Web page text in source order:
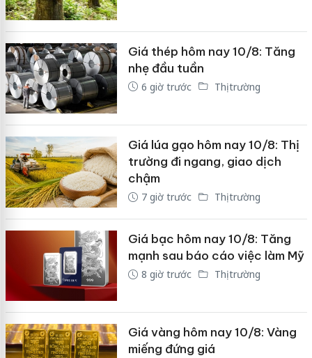
Giá thép hôm nay 10/8: Tăng
nhẹ đầu tuần
6 giờ trước Thị trường
Giá lúa gạo hôm nay 10/8: Thị
trường đi ngang, giao dịch
chậm
7 giờ trước Thị trường
Giá bạc hôm nay 10/8: Tăng
mạnh sau báo cáo việc làm Mỹ
8 giờ trước Thị trường
Giá vàng hôm nay 10/8: Vàng
miếng đứng giá